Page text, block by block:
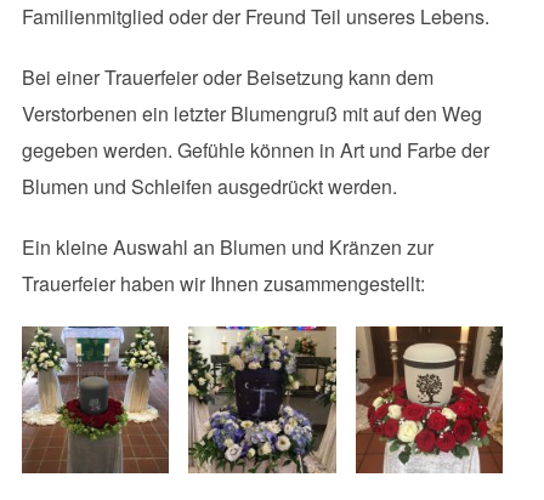
Familienmitglied oder der Freund Teil unseres Lebens.
Bei einer Trauerfeier oder Beisetzung kann dem
Verstorbenen ein letzter Blumengruß mit auf den Weg
gegeben werden. Gefühle können in Art und Farbe der
Blumen und Schleifen ausgedrückt werden.
Ein kleine Auswahl an Blumen und Kränzen zur
Trauerfeier haben wir Ihnen zusammengestellt: